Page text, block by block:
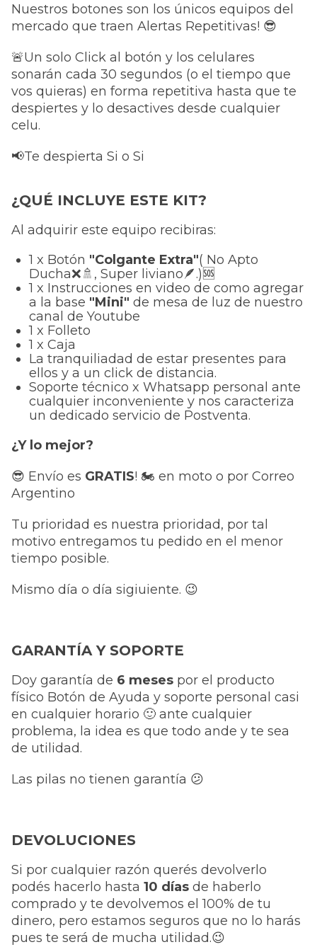
Nuestros botones son los únicos equipos del
mercado que traen Alertas Repetitivas! 😎
🚨Un solo Click al botón y los celulares
sonarán cada 30 segundos (o el tiempo que
vos quieras) en forma repetitiva hasta que te
despiertes y lo desactives desde cualquier
celu.
📢Te despierta Si o Si
¿QUÉ INCLUYE ESTE KIT?
Al adquirir este equipo recibiras:
1 x Botón "Colgante Extra"( No Apto
Ducha❌🚿, Super liviano🪶.)🆘
1 x Instrucciones en video de como agregar
a la base "Mini" de mesa de luz de nuestro
canal de Youtube
1 x Folleto
1 x Caja
La tranquiliadad de estar presentes para
ellos y a un click de distancia.
Soporte técnico x Whatsapp personal ante
cualquier inconveniente y nos caracteriza
un dedicado servicio de Postventa.
¿Y lo mejor?
😎 Envío es GRATIS! 🏍️ en moto o por Correo
Argentino
Tu prioridad es nuestra prioridad, por tal
motivo entregamos tu pedido en el menor
tiempo posible.
Mismo día o día sigiuiente. 😉
GARANTÍA Y SOPORTE
Doy garantía de 6 meses por el producto
físico Botón de Ayuda y soporte personal casi
en cualquier horario 🙂 ante cualquier
problema, la idea es que todo ande y te sea
de utilidad.
Las pilas no tienen garantía 😕
DEVOLUCIONES
Si por cualquier razón querés devolverlo
podés hacerlo hasta 10 días de haberlo
comprado y te devolvemos el 100% de tu
dinero, pero estamos seguros que no lo harás
pues te será de mucha utilidad.😉